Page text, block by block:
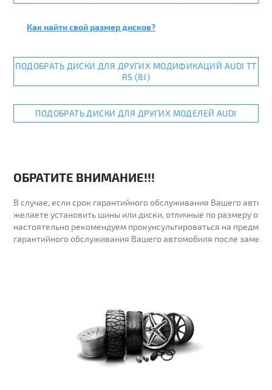
Как найти свой размер дисков?
ПОДОБРАТЬ ДИСКИ ДЛЯ ДРУГИХ МОДИФИКАЦИЙ AUDI TT
RS (8J)
ПОДОБРАТЬ ДИСКИ ДЛЯ ДРУГИХ МОДЕЛЕЙ AUDI
ОБРАТИТЕ ВНИМАНИЕ!!!
В случае, если срок гарантийного обслуживания Вашего
желаете установить шины или диски, отличные по размеру от
настоятельно рекомендуем прокунсультироваться на предмет
гарантийного обслуживания Вашего автомобиля после